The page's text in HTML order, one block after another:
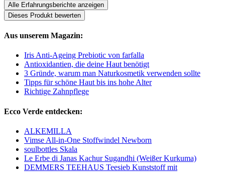
Alle Erfahrungsberichte anzeigen
Dieses Produkt bewerten
Aus unserem Magazin:
Iris Anti-Ageing Prebiotic von farfalla
Antioxidantien, die deine Haut benötigt
3 Gründe, warum man Naturkosmetik verwenden sollte
Tipps für schöne Haut bis ins hohe Alter
Richtige Zahnpflege
Ecco Verde entdecken:
ALKEMILLA
Vimse All-in-One Stoffwindel Newborn
soulbottles Skala
Le Erbe di Janas Kachur Sugandhi (Weißer Kurkuma)
DEMMERS TEEHAUS Teesieb Kunststoff mit